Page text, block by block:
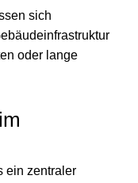
sich
oder lange
ein zentraler